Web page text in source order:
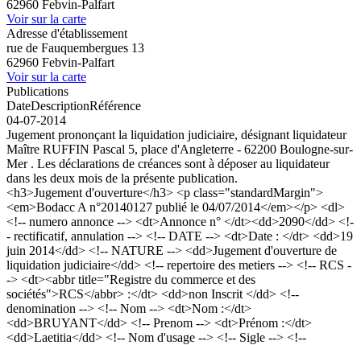
62960 Febvin-Palfart
Voir sur la carte
Adresse d'établissement
rue de Fauquembergues 13
62960 Febvin-Palfart
Voir sur la carte
Publications
DateDescriptionRéférence
04-07-2014
Jugement prononçant la liquidation judiciaire, désignant liquidateur
Maître RUFFIN Pascal 5, place d'Angleterre - 62200 Boulogne-sur-
Mer . Les déclarations de créances sont à déposer au liquidateur
dans les deux mois de la présente publication.
<h3>Jugement d'ouverture</h3> <p class="standardMargin">
<em>Bodacc A n°20140127 publié le 04/07/2014</em></p> <dl>
<!-- numero annonce --> <dt>Annonce n° </dt><dd>2090</dd> <!-
- rectificatif, annulation --> <!-- DATE --> <dt>Date : </dt> <dd>19
juin 2014</dd> <!-- NATURE --> <dd>Jugement d'ouverture de
liquidation judiciaire</dd> <!-- repertoire des metiers --> <!-- RCS -
-> <dt><abbr title="Registre du commerce et des
sociétés">RCS</abbr> :</dt> <dd>non Inscrit </dd> <!--
denomination --> <!-- Nom --> <dt>Nom :</dt>
<dd>BRUYANT</dd> <!-- Prenom --> <dt>Prénom :</dt>
<dd>Laetitia</dd> <!-- Nom d'usage --> <!-- Sigle --> <!--